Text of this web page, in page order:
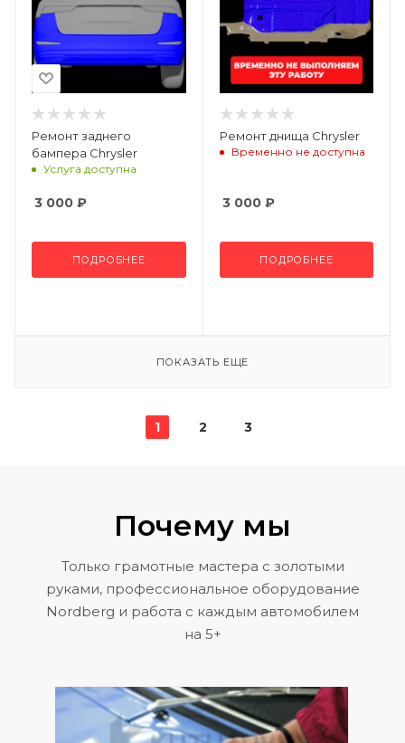
Ремонт заднего
бампера Chrysler
Услуга доступна
3 000 ₽
ПОДРОБНЕЕ
Ремонт днища Chrysler
Временно не доступна
3 000₽
ПОДРОБНЕЕ
ПОКАЗАТЬ ЕЩЕ
1 2 3
Почему мы
Только грамотные мастера с золотыми
руками, профессиональное оборудование
Nordberg и работа с каждым автомобилем
на 5+